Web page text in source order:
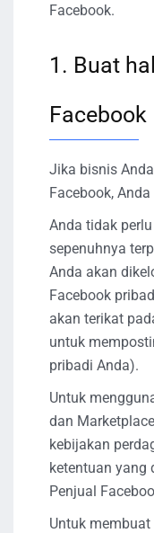
Facebook.
1. Buat
Facebook
Jika bisnis
Facebook,
Anda tidak
sepenuhnya
Anda akan
Facebook
akan terikat
untuk
pribadi Anda).
Untuk
dan
kebijakan
ketentuan yang
Penjual
Untuk